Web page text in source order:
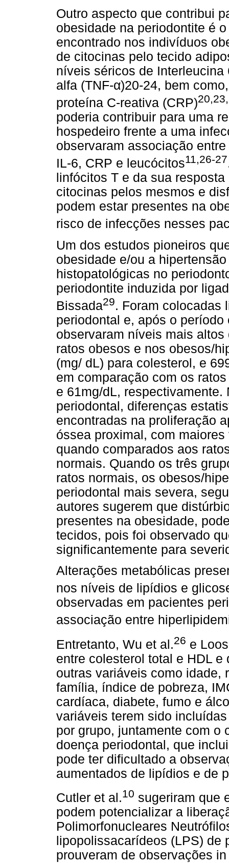
Outro aspecto que contribui
obesidade na periodontite é
encontrado nos indivíduos
de citocinas pelo tecido
níveis séricos de Interleucina
alfa (TNF-α)20-24, bem
proteína C-reativa (CRP)
poderia contribuir para uma
hospedeiro frente a uma
observaram associação
IL-6, CRP e leucócitos11,26-27
linfócitos T e da sua
citocinas pelos mesmos e
podem estar presentes na
risco de infecções nesses
Um dos estudos pioneiros
obesidade e/ou a
histopatológicas no
periodontite induzida por
Bissada29. Foram colocadas
periodontal e, após o
observaram níveis mais
ratos obesos e nos obesos/
(mg/ dL) para colesterol, e
em comparação com os
e 61mg/dL,
periodontal, diferenças
encontradas na proliferação
óssea proximal, com
quando comparados aos
normais. Quando os três
ratos normais, os obesos/
periodontal mais severa,
autores sugerem que
presentes na obesidade,
tecidos, pois foi observado
significantemente para
Alterações metabólicas
nos níveis de lipídios e
observadas em pacientes
associação entre
Entretanto, Wu et al.26 e
entre colesterol total e HDL
outras variáveis como idade,
família, índice de pobreza,
cardíaca, diabete, fumo e
variáveis terem sido
por grupo, juntamente com o
doença periodontal, que
pode ter dificultado a
aumentados de lipídios e de
Cutler et al.10 sugeriram que
podem potencializar a
Polimorfonucleares
lipopolissacarídeos (LPS) de
prouveram de observações